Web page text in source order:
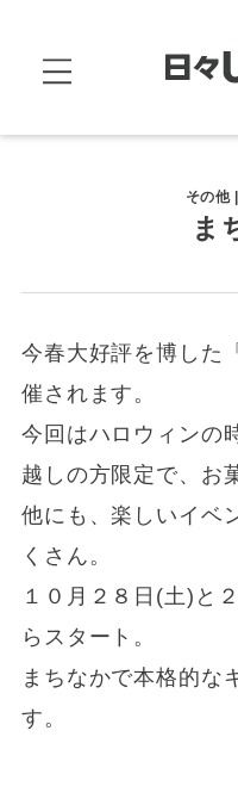
その他
ま
今春大好評を博した
催されます。
今回はハロウィンの
越しの方限定で、お
他にも、楽しいイベ
くさん。
１０月２８日(土)と
らスタート。
まちなかで本格的な
す。